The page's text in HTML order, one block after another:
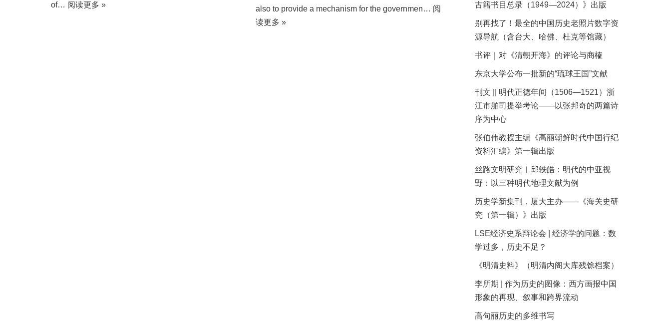
of… 阅读更多 »
also to provide a mechanism for the governmen… 阅
读更多 »
古籍书目总录（1949—2024）》出版
别再找了！最全的中国历史老照片数字资
源导航（含台大、哈佛、杜克等馆藏）
书评｜对《清朝开海》的评论与商榷
东京大学公布一批新的“琉球王国”文献
刊文 || 明代正德年间（1506—1521）浙
江市舶司提举考论——以张邦奇的两篇诗
序为中心
张伯伟教授主编《高丽朝鲜时代中国行纪
资料汇编》第一辑出版
丝路文明研究︱邱轶皓：明代的中亚视
野：以三种明代地理文献为例
历史学新集刊，厦大主办——《海关史研
究（第一辑）》出版
LSE经济史系辩论会 | 经济学的问题：数
学过多，历史不足？
《明清史料》（明清内阁大库残馀档案）
李所期 | 作为历史的图像：西方画报中国
形象的再现、叙事和跨界流动
高句丽历史的多维书写